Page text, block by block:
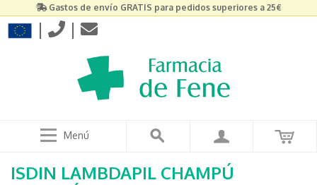
Gastos de envío GRATIS para pedidos superiores a 25€
| |
Menú
ISDIN LAMBDAPIL CHAMPÚ